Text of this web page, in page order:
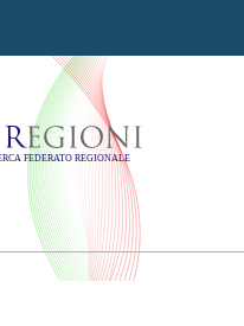
-